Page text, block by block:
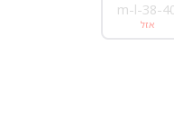
m-l-38-
אזל